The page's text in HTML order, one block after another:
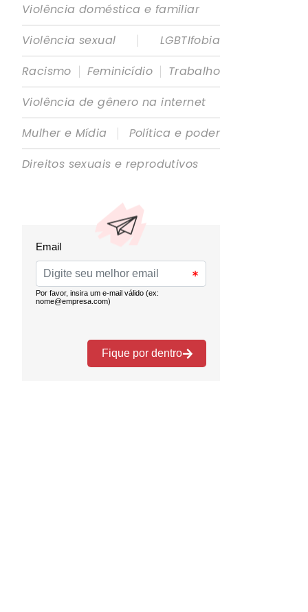
Violência doméstica e familiar
Violência sexual
|
LGBTIfobia
Racismo | Feminicídio | Trabalho
Violência de gênero na internet
Mulher e Mídia
|
Política e poder
Direitos sexuais e reprodutivos